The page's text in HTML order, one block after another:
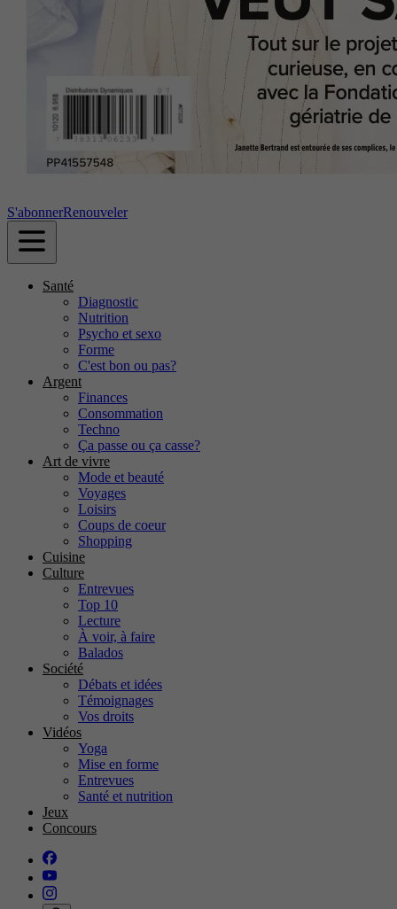
S'abonnerRenouveler
Santé
Diagnostic
Nutrition
Psycho et sexo
Forme
C'est bon ou pas?
Argent
Finances
Consommation
Techno
Ça passe ou ça casse?
Art de vivre
Mode et beauté
Voyages
Loisirs
Coups de coeur
Shopping
Cuisine
Culture
Entrevues
Top 10
Lecture
À voir, à faire
Balados
Société
Débats et idées
Témoignages
Vos droits
Vidéos
Yoga
Mise en forme
Entrevues
Santé et nutrition
Jeux
Concours